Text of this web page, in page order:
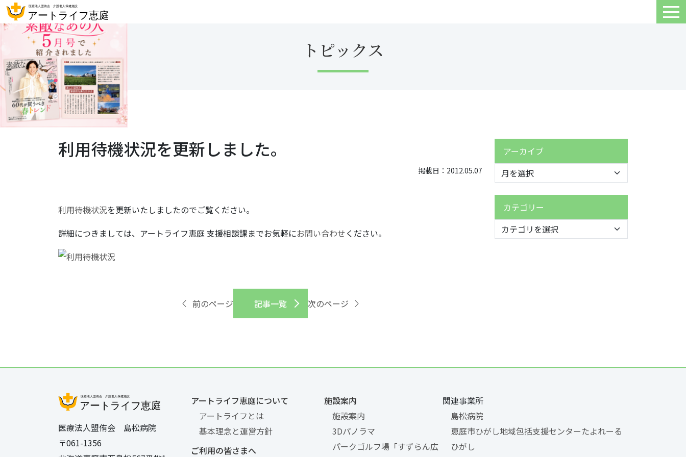
トピックス
利用待機状況を更新しました。
掲載日：2012.05.07
利用待機状況を更新いたしましたのでご覧ください。
詳細につきましては、アートライフ恵庭 支援相談課までお気軽にお問い合わせください。
前のページ 記事一覧 次のページ
アーカイブ
カテゴリー
医療法人盟侑会 島松病院
〒061-1356
アートライフ恵庭について
アートライフとは
基本理念と運営方針
ご利用の皆さまへ
施設案内
施設案内
3Dパノラマ
パークゴルフ場「すずらん広
関連事業所
島松病院
恵庭市ひがし地域包括支援センターたよれーる
ひがし